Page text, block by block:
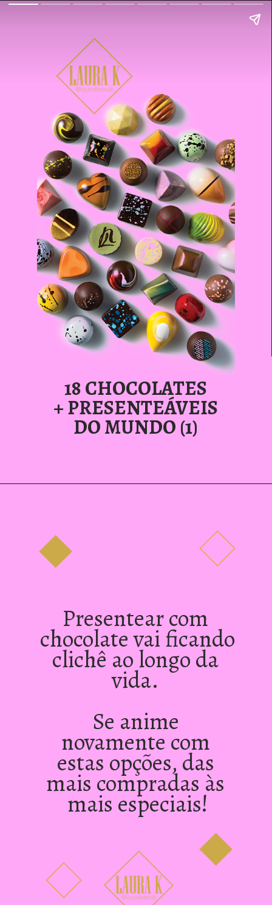
18 CHOCOLATES
+ PRESENTEÁVEIS
DO MUNDO (1)
Presentear com
chocolate vai ficando
clichê ao longo da
vida.
Se anime
novamente com
estas opções, das
mais compradas às
mais especiais!